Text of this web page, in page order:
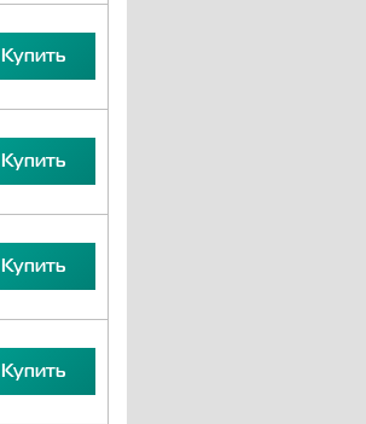
Купить
Купить
Купить
Купить